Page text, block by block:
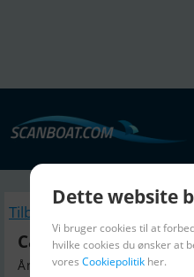
Tilbage
Catamarã Oceanic 30
Årgang 1990, Sejlbåd til
Dette website
Vi bruger cookies til at
hvilke cookies du ønsker at
vores Cookiepolitik her.